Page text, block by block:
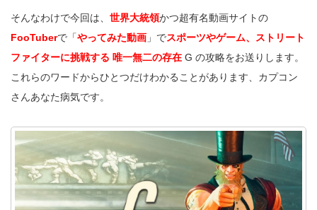
そんなわけで今回は、 世界大統領かつ超有名動画サイトの
FooTuberで「やってみた動画 」でスポーツやゲーム、ストリート
ファイターに挑戦する 唯一無二の存在 G の攻略をお送りします。
これらのワードからひとつだけわかることがあります、カプコン
さんあなた病気です。